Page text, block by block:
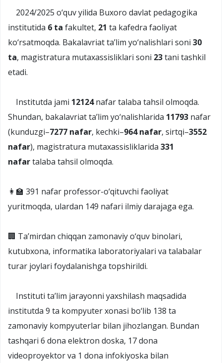
2024/2025 o‘quv yilida Buxoro davlat pedagogika
institutida 6 ta fakultet, 21 ta kafedra faoliyat
ko‘rsatmoqda. Bakalavriat ta’lim yo‘nalishlari soni 30
ta, magistratura mutaxassisliklari soni 23tani tashkil
etadi.
Institutda jami 12124nafar talaba tahsil olmoqda.
Shundan, bakalavriat ta’lim yo‘nalishlarida 11793 nafar
(kunduzgi–7277 nafar, kechki–964 nafar, sirtqi–3552
nafar), magistratura mutaxassisliklarida 331
nafartalaba tahsil olmoqda.
👩‍🏫 391 nafar professor-o‘qituvchi faoliyat
yuritmoqda, ulardan 149 nafari ilmiy darajaga ega.
🏢 Ta’mirdan chiqqan zamonaviy o‘quv binolari,
kutubxona, informatika laboratoriyalari va talabalar
turar joylari foydalanishga topshirildi.
Instituti ta’lim jarayonni yaxshilash maqsadida
institutda 9 ta kompyuter xonasi bo‘lib 138 ta
zamonaviy kompyuterlar bilan jihozlangan. Bundan
tashqari 6 dona elektron doska, 17 dona
videoproyektor va 1 dona infokiyoska bilan